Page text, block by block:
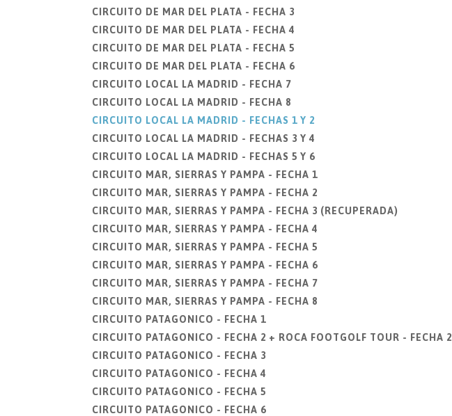
CIRCUITO DE MAR DEL PLATA - FECHA 3
CIRCUITO DE MAR DEL PLATA - FECHA 4
CIRCUITO DE MAR DEL PLATA - FECHA 5
CIRCUITO DE MAR DEL PLATA - FECHA 6
CIRCUITO LOCAL LA MADRID - FECHA 7
CIRCUITO LOCAL LA MADRID - FECHA 8
CIRCUITO LOCAL LA MADRID - FECHAS 1 Y 2
CIRCUITO LOCAL LA MADRID - FECHAS 3 Y 4
CIRCUITO LOCAL LA MADRID - FECHAS 5 Y 6
CIRCUITO MAR, SIERRAS Y PAMPA - FECHA 1
CIRCUITO MAR, SIERRAS Y PAMPA - FECHA 2
CIRCUITO MAR, SIERRAS Y PAMPA - FECHA 3 (RECUPERADA)
CIRCUITO MAR, SIERRAS Y PAMPA - FECHA 4
CIRCUITO MAR, SIERRAS Y PAMPA - FECHA 5
CIRCUITO MAR, SIERRAS Y PAMPA - FECHA 6
CIRCUITO MAR, SIERRAS Y PAMPA - FECHA 7
CIRCUITO MAR, SIERRAS Y PAMPA - FECHA 8
CIRCUITO PATAGONICO - FECHA 1
CIRCUITO PATAGONICO - FECHA 2 + ROCA FOOTGOLF TOUR - FECHA 2
CIRCUITO PATAGONICO - FECHA 3
CIRCUITO PATAGONICO - FECHA 4
CIRCUITO PATAGONICO - FECHA 5
CIRCUITO PATAGONICO - FECHA 6